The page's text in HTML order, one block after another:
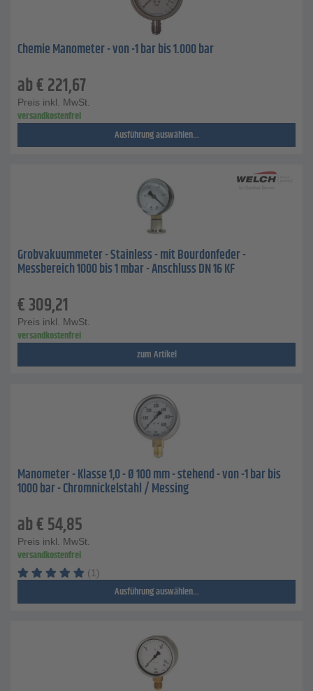
Chemie Manometer - von -1 bar bis 1.000 bar
ab€221,67
Preis inkl. MwSt.
versandkostenfrei
Ausführung auswählen...
Grobvakuummeter - Stainless - mit Bourdonfeder -
Messbereich 1000 bis 1 mbar - Anschluss DN 16 KF
€309,21
Preis inkl. MwSt.
versandkostenfrei
zum Artikel
Manometer - Klasse 1,0 - Ø 100 mm - stehend - von -1 bar bis
1000 bar - Chromnickelstahl / Messing
ab€54,85
Preis inkl. MwSt.
versandkostenfrei
(1)
Ausführung auswählen...